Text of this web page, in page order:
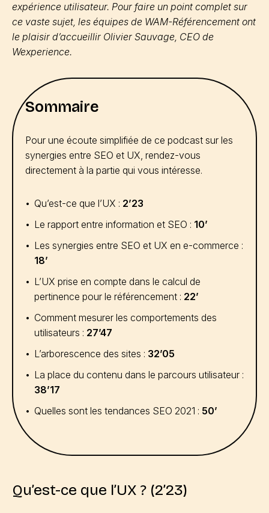
expérience utilisateur. Pour faire un point complet sur
ce vaste sujet, les équipes de WAM-Référencement ont
le plaisir d’accueillir Olivier Sauvage, CEO de
Wexperience.
Sommaire
Pour une écoute simplifiée de ce podcast sur les
synergies entre SEO et UX, rendez-vous
directement à la partie qui vous intéresse.
Qu’est-ce que l’UX : 2’23
Le rapport entre information et SEO : 10’
Les synergies entre SEO et UX en e-commerce :
18’
L’UX prise en compte dans le calcul de
pertinence pour le référencement : 22’
Comment mesurer les comportements des
utilisateurs : 27’47
L’arborescence des sites : 32’05
La place du contenu dans le parcours utilisateur :
38’17
Quelles sont les tendances SEO 2021 : 50’
Qu’est-ce que l’UX ? (2’23)